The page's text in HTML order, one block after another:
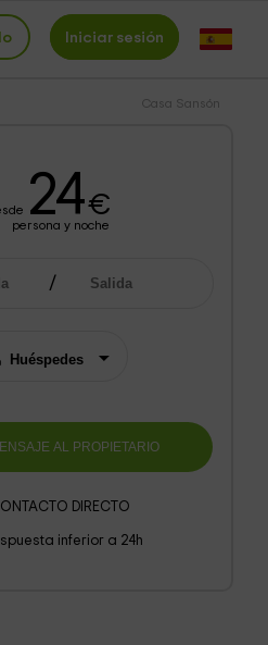
Iniciar sesión
Casa Sansón
24€
persona y noche
DIRECTO
inferior a 24h